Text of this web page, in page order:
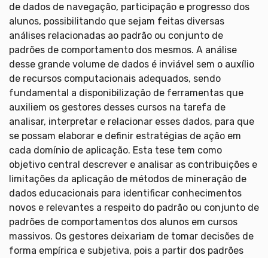
de dados de navegação, participação e progresso dos
alunos, possibilitando que sejam feitas diversas
análises relacionadas ao padrão ou conjunto de
padrões de comportamento dos mesmos. A análise
desse grande volume de dados é inviável sem o auxílio
de recursos computacionais adequados, sendo
fundamental a disponibilização de ferramentas que
auxiliem os gestores desses cursos na tarefa de
analisar, interpretar e relacionar esses dados, para que
se possam elaborar e definir estratégias de ação em
cada domínio de aplicação. Esta tese tem como
objetivo central descrever e analisar as contribuições e
limitações da aplicação de métodos de mineração de
dados educacionais para identificar conhecimentos
novos e relevantes a respeito do padrão ou conjunto de
padrões de comportamentos dos alunos em cursos
massivos. Os gestores deixariam de tomar decisões de
forma empírica e subjetiva, pois a partir dos padrões